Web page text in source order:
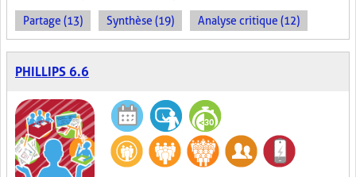
Partage (13) Synthèse (19) Analyse critique (12)
PHILLIPS 6.6